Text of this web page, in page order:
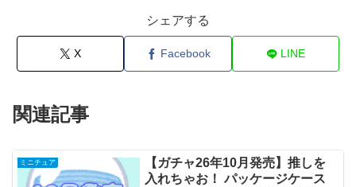
シェアする
X Facebook LINE
関連記事
ミニチュア
【ガチャ26年10月発売】推しを
入れちゃお！ パッケージケース